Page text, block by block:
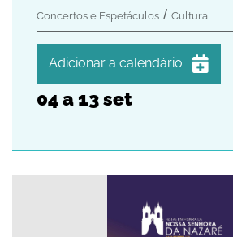
Concertos e Espetáculos Cultura
Adicionar a calendário
iCalendar
Outlook
04a 13set